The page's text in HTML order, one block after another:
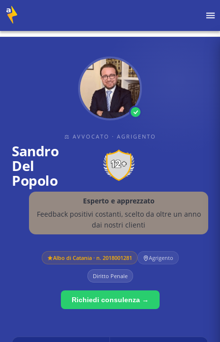
⚖ AVVOCATO · AGRIGENTO
Sandro
Del
Popolo
Esperto e apprezzato
Feedback positivi costanti, scelto da oltre un anno
dai nostri clienti
Albo di Catania· n. 2018001281 Agrigento
Diritto Penale
Richiedi consulenza →